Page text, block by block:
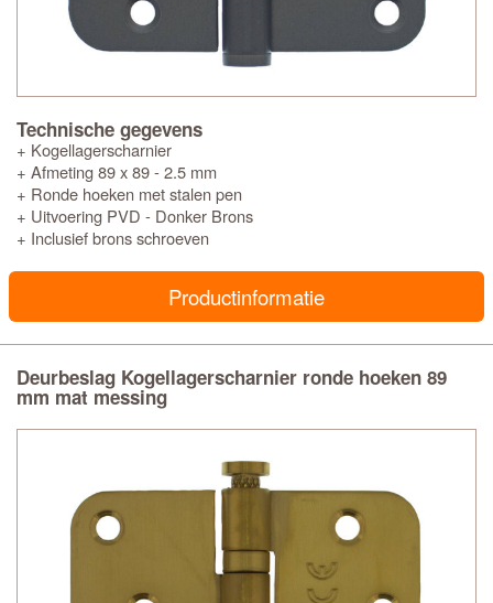
Technische gegevens
+ Kogellagerscharnier
+ Afmeting 89 x 89 - 2.5 mm
+ Ronde hoeken met stalen pen
+ Uitvoering PVD - Donker Brons
+ Inclusief brons schroeven
Productinformatie
Deurbeslag Kogellagerscharnier ronde hoeken 89
mm mat messing